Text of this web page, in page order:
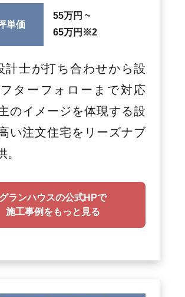
単価
55万円 ~
65万円 ※2
計士が打ち合わせから設
ターフォローまで対応
のイメージを体現する設
い注文住宅をリーズナブ
。
グランハウスの公式HPで
施工事例をもっと見る